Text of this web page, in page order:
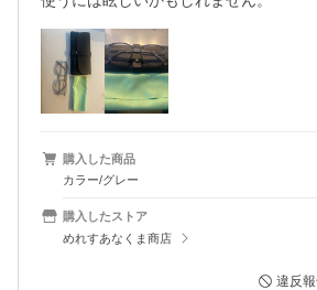
購入した商品
カラー/グレー
購入したストア
めれすあなくま商店
違反